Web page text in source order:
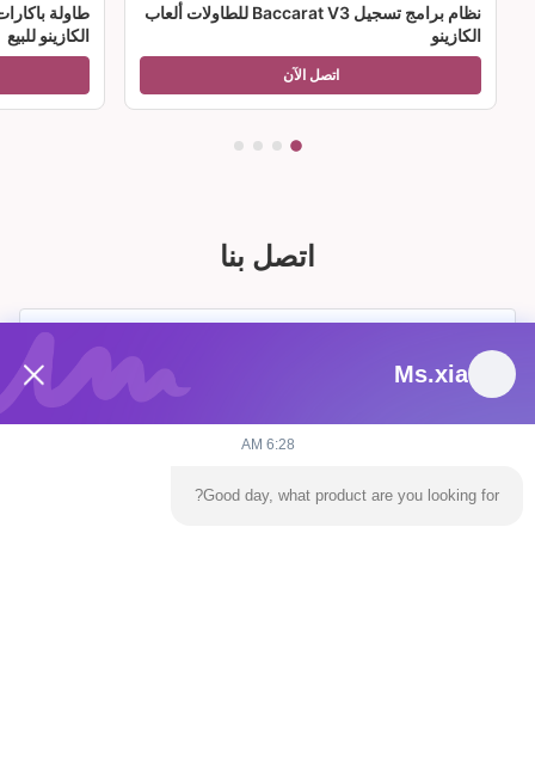
نظام برامج تسجيل Baccarat V3 للطاولات ألعاب
الكازينو
اتصل الآن
طاولة
الكازينو للبيع
اتصل بنا
Ms.xia
6:28 AM
Good day, what product are you looking for?